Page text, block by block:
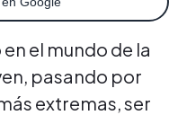
el mundo de la
pasando por
extremas, ser